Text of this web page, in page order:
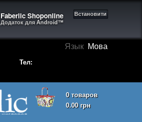
Faberlic Shoponline
Додаток для Android™
Встановити
Язык Мова
Тел:
0 товаров
0.00 грн
Кошик покупок порожній!